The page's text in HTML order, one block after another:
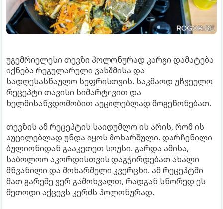
უგემრიელესი თევზი პოლონურად კარგი დამატება
იქნება რეგულარული ვახშმისა და
სადღესასწაულო სუფრისთვის. საკმაოდ უჩვეულო
რეცეპტი თავისი სიმარტივით და
ხელმისაწვდომობით აუცილებლად მოგეწონებათ.
თევზის ამ რეცეპტის საიდუმლო ის არის, რომ ის
აუცილებლად უნდა იყოს მოხარშული. დარჩენილი
ბულიონიდან გააკეთეთ სოუსი. გარდა ამისა,
საბოლოო აკორდისთვის დაგჭირდებათ ახალი
მწვანილი და მოხარშული კვერცხი. ამ რეცეპტში
მათ გარეშე ვერ გამოხვალთ, რადგან სწორედ ეს
მეთოდი აქცევს კერძს პოლონურად.